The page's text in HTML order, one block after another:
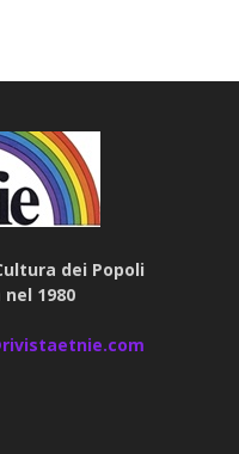
dei Popoli
1980